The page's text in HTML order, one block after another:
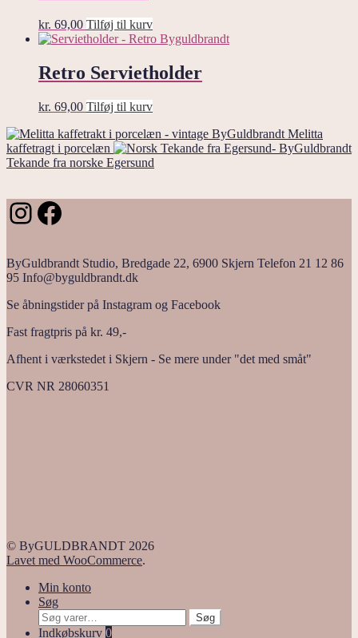
kr. 69,00 Tilføj til kurv
Retro Servietholder
kr. 69,00 Tilføj til kurv
Melitta
kaffetragt i porcelæn
Tekande fra norske Egersund
Instagram
Facebook
ByGuldbrandt Studio, Bredgade 22, 6900 Skjern Telefon 21 12 86
95 Info@byguldbrandt.dk
Se åbningstider på Instagram og Facebook
Fast fragtpris på kr. 49,-
Afhent i værkstedet i Skjern - Se mere under "det med småt"
CVR NR 28060351
© ByGULDBRANDT 2026
Lavet med WooCommerce.
Min konto
Søg
Søg
efter:
Søg
Indkøbskurv 0